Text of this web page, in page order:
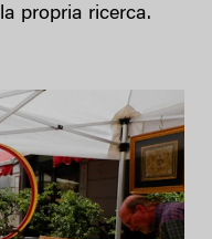
propria ricerca.